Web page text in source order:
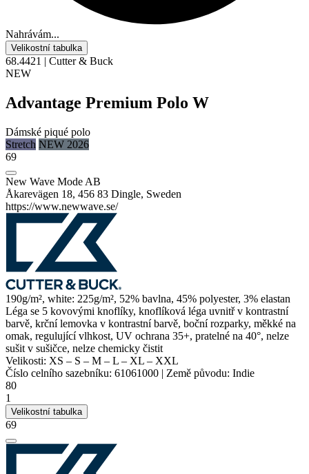
Nahrávám...
Velikostní tabulka
68.4421 | Cutter & Buck
NEW
Advantage Premium Polo W
Dámské piqué polo
Stretch NEW 2026
69
New Wave Mode AB
Åkarevägen 18, 456 83 Dingle, Sweden
https://www.newwave.se/
190g/m², white: 225g/m², 52% bavlna, 45% polyester, 3% elastan
Léga se 5 kovovými knoflíky, knoflíková léga uvnitř v kontrastní
barvě, krční lemovka v kontrastní barvě, boční rozparky, měkké na
omak, regulující vlhkost, UV ochrana 35+, pratelné na 40°, nelze
sušit v sušičce, nelze chemicky čistit
Velikosti: XS – S – M – L – XL – XXL
Číslo celního sazebníku: 61061000 | Země původu: Indie
80
1
Velikostní tabulka
69